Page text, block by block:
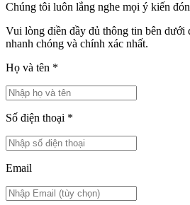
Chúng tôi luôn lắng nghe mọi ý kiến
Vui lòng điền đầy đủ thông tin bên dưới
nhanh chóng và chính xác nhất.
Họ và tên *
Số điện thoại *
Email